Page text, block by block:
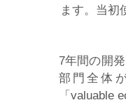
ます。当初
7年間の開
部門全体
「valuable